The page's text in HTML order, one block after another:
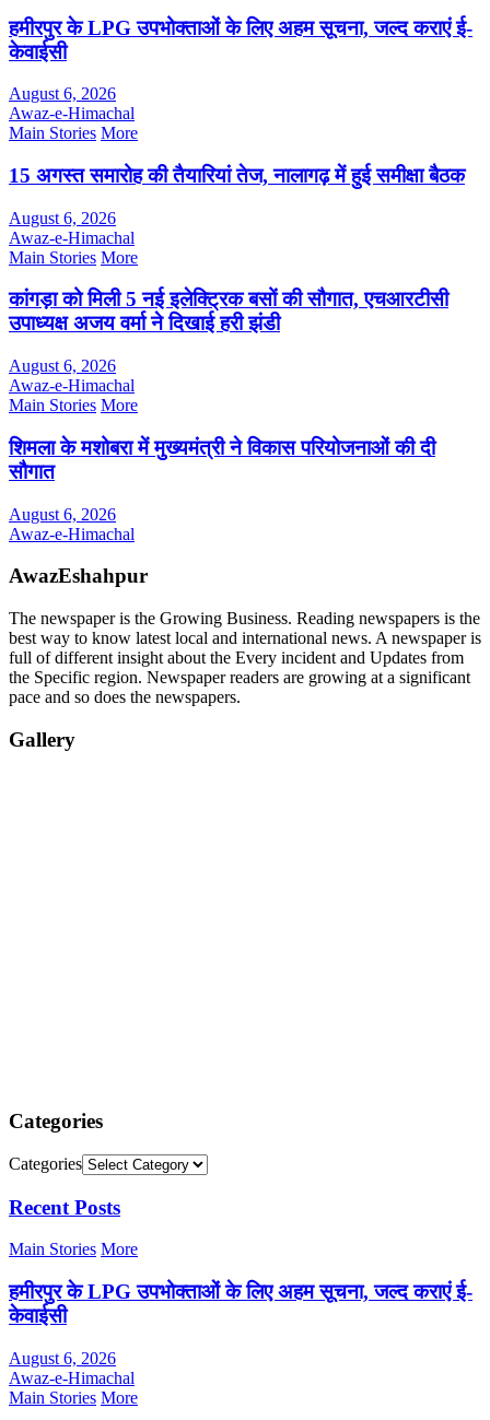
हमीरपुर के LPG उपभोक्ताओं के लिए अहम सूचना, जल्द कराएं ई-
केवाईसी
August 6, 2026
Awaz-e-Himachal
Main Stories More
15 अगस्त समारोह की तैयारियां तेज, नालागढ़ में हुई समीक्षा बैठक
August 6, 2026
Awaz-e-Himachal
Main Stories More
कांगड़ा को मिली 5 नई इलेक्ट्रिक बसों की सौगात, एचआरटीसी
उपाध्यक्ष अजय वर्मा ने दिखाई हरी झंडी
August 6, 2026
Awaz-e-Himachal
Main Stories More
शिमला के मशोबरा में मुख्यमंत्री ने विकास परियोजनाओं की दी
सौगात
August 6, 2026
Awaz-e-Himachal
AwazEshahpur
The newspaper is the Growing Business. Reading newspapers is the
best way to know latest local and international news. A newspaper is
full of different insight about the Every incident and Updates from
the Specific region. Newspaper readers are growing at a significant
pace and so does the newspapers.
Gallery
Categories
Categories
Recent Posts
Main Stories More
हमीरपुर के LPG उपभोक्ताओं के लिए अहम सूचना, जल्द कराएं ई-
केवाईसी
August 6, 2026
Awaz-e-Himachal
Main Stories More